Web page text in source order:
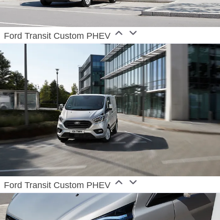
Ford Transit Custom PHEV
Ford Transit Custom PHEV